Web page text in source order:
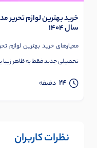
سال 1404
معیارهای خرید بهترین لوازم
تحصیلی جدید فقط به ظاهر زیبا
24 دقیقه
نظرات کاربران